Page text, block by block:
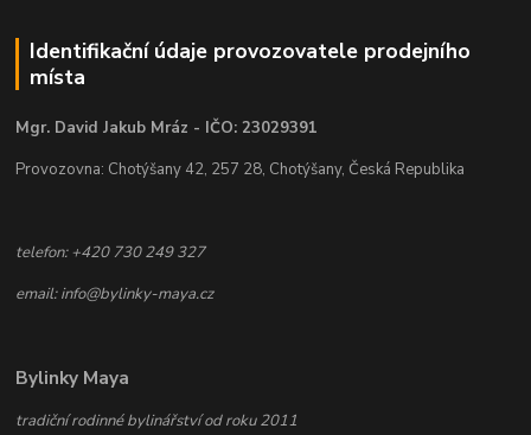
Identifikační údaje provozovatele prodejního
místa
Mgr. David Jakub Mráz - IČO: 23029391
Provozovna: Chotýšany 42, 257 28, Chotýšany, Česká Republika
telefon: +420 730 249 327
email: info@bylinky-maya.cz
Bylinky Maya
tradiční rodinné bylinářství od roku 2011